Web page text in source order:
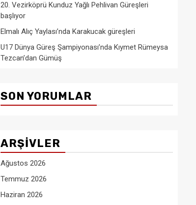
20. Vezirköprü Kunduz Yağlı Pehlivan Güreşleri
başlıyor
Elmalı Alıç Yaylası’nda Karakucak güreşleri
U17 Dünya Güreş Şampiyonası’nda Kıymet Rümeysa
Tezcan’dan Gümüş
SON YORUMLAR
ARŞIVLER
Ağustos 2026
Temmuz 2026
Haziran 2026